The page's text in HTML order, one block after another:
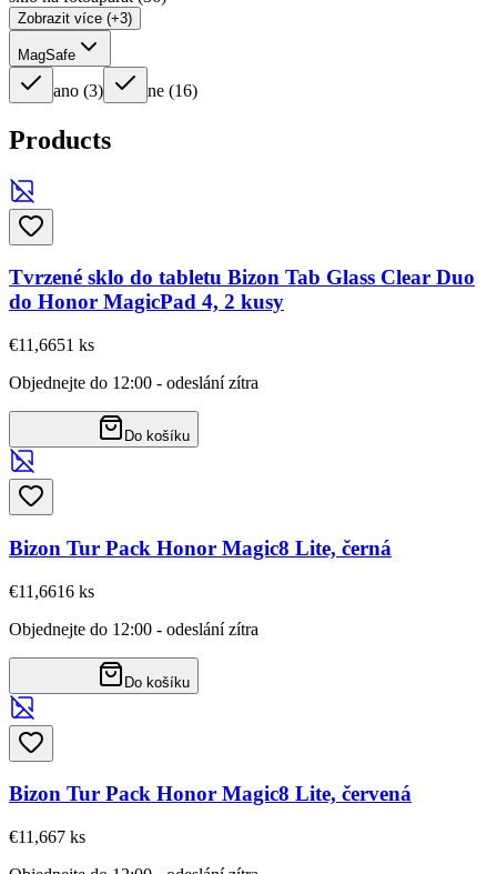
Zobrazit více (+3)
MagSafe
ano (3) ne (16)
Products
Tvrzené sklo do tabletu Bizon Tab Glass Clear Duo
do Honor MagicPad 4, 2 kusy
€11,6651 ks
Objednejte do 12:00 - odeslání zítra
Do košíku
Bizon Tur Pack Honor Magic8 Lite, černá
€11,6616 ks
Objednejte do 12:00 - odeslání zítra
Do košíku
Bizon Tur Pack Honor Magic8 Lite, červená
€11,667 ks